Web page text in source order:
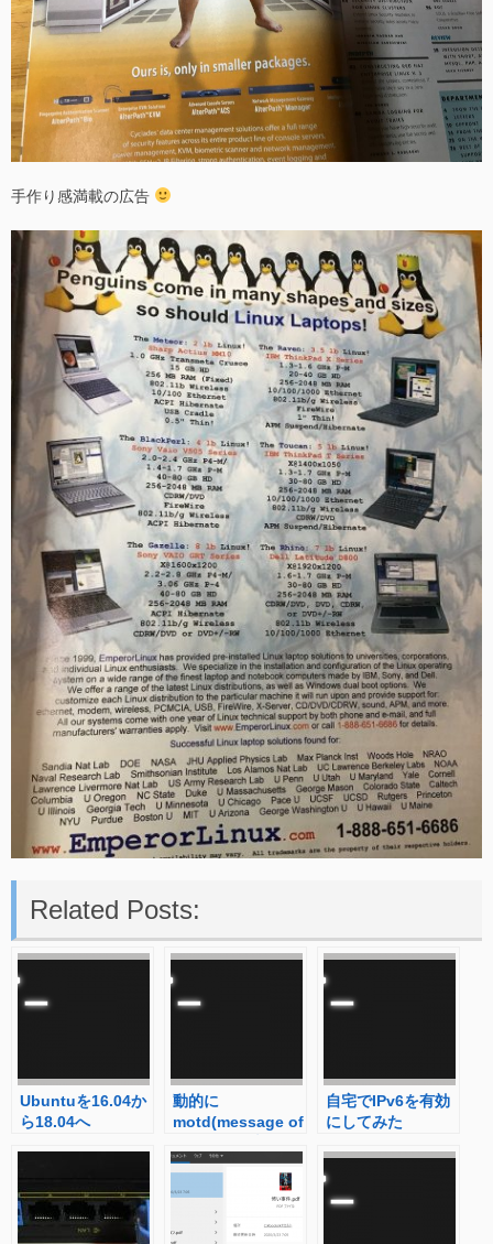
手作り感満載の広告
Related Posts:
Ubuntuを16.04か
ら18.04へ
動的に
motd(message of
せる –
Debian/Ubuntu編
自宅でIPv6を有効
にしてみた